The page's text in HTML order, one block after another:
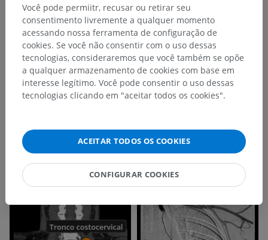
Você pode permiitr, recusar ou retirar seu
consentimento livremente a qualquer momento
acessando nossa ferramenta de configuração de
cookies. Se você não consentir com o uso dessas
tecnologias, consideraremos que você também se opõe
a qualquer armazenamento de cookies com base em
interesse legítimo. Você pode consentir o uso dessas
tecnologias clicando em "aceitar todos os cookies".
ACEITAR TODOS OS COOKIES
CONFIGURAR COOKIES